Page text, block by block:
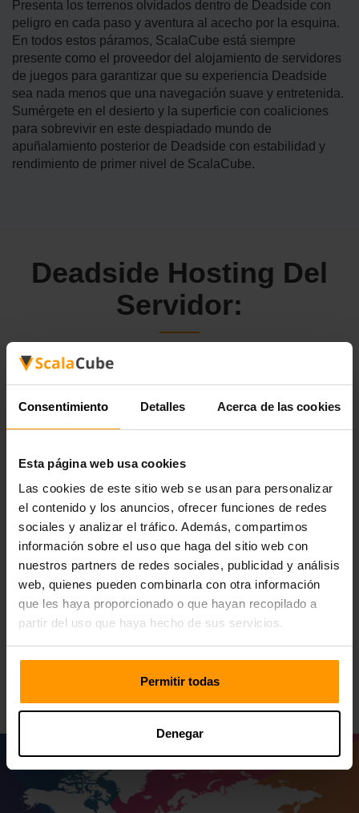
Consentimiento Detalles Acerca de las cookies
Esta página web usa cookies
Las cookies de este sitio web se usan para personalizar
el contenido y los anuncios, ofrecer funciones de redes
sociales y analizar el tráfico. Además, compartimos
información sobre el uso que haga del sitio web con
nuestros partners de redes sociales, publicidad y análisis
web, quienes pueden combinarla con otra información
que les haya proporcionado o que hayan recopilado a
partir del uso que haya hecho de sus servicios.
Permitir todas
Denegar
Presenta los terrenos olvidados dentro de Deadside con
peligro en cada paso y aventura al acecho por la esquina.
En todos estos páramos, ScalaCube está siempre
presente como el proveedor del alojamiento de servidores
de juegos para garantizar que su experiencia Deadside
sea nada menos que una navegación suave y entretenida.
Sumérgete en el desierto y la superficie con coaliciones
para sobrevivir en este despiadado mundo de
apuñalamiento posterior de Deadside con estabilidad y
rendimiento de primer nivel de ScalaCube.
Deadside Hosting Del
Servidor:
través de la tierra estéril de Deadside, donde la
supervivencia es realmente un arte esencial. Nuestros
latencia y alto rendimiento que le proporcionan la
estabilidad de los lienzos en el mundo post-apocalíptico.
ScalaCube asegurará que pueda disfrutar de su
experiencia Deadside sin interrupciones, por lo que todo lo
que tendrá que concentrarse es hacer alianzas, meterse
en tiros de fuego y tallarse un lugar para usted en este
nuevo mundo duro.
Para ScalaCube como su alojamiento de servidor
Deadside para garantizar que su viaje a través del desierto
post-apocalíptico esté marcado con estabilidad,
rendimiento constante y una experiencia de juego